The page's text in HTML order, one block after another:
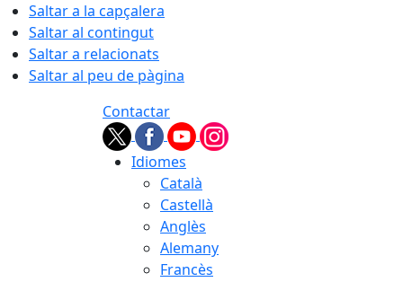
Saltar a la capçalera
Saltar al contingut
Saltar a relacionats
Saltar al peu de pàgina
Contactar
Idiomes
Català
Castellà
Anglès
Alemany
Francès